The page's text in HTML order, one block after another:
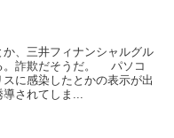
、三井フィナンシャルグル
。詐欺だそうだ。 パソコ
に感染したとかの表示が出
されてしま...